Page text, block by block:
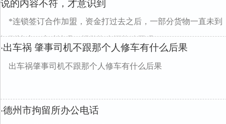
说的内容不符，才意识到
*连锁签订合作加盟，资金打过去之后，一部分货物一直未
识到被骗，这种情况，报警资金还能追回吗？
·出车祸 肇事司机不跟那个人修车有什么后果
出车祸肇事司机不跟那个人修车有什么后果
·德州市拘留所办公电话